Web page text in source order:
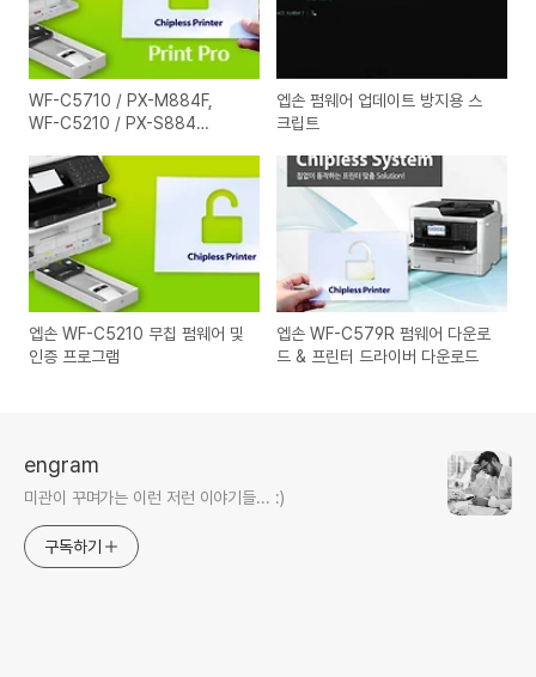
WF-C5710 / PX-M884F,
WF-C5210 / PX-S884
웨어 및 인증 프로그램
엡손 펌웨어 업데이트 방지용 스
크립트
엡손 WF-C5210 무칩 펌웨어 및
인증 프로그램
엡손 WF-C579R 펌웨어 다운로
드 & 프린터 드라이버 다운로드
engram
미관이 꾸며가는 이런 저런 이야기들... :)
구독하기